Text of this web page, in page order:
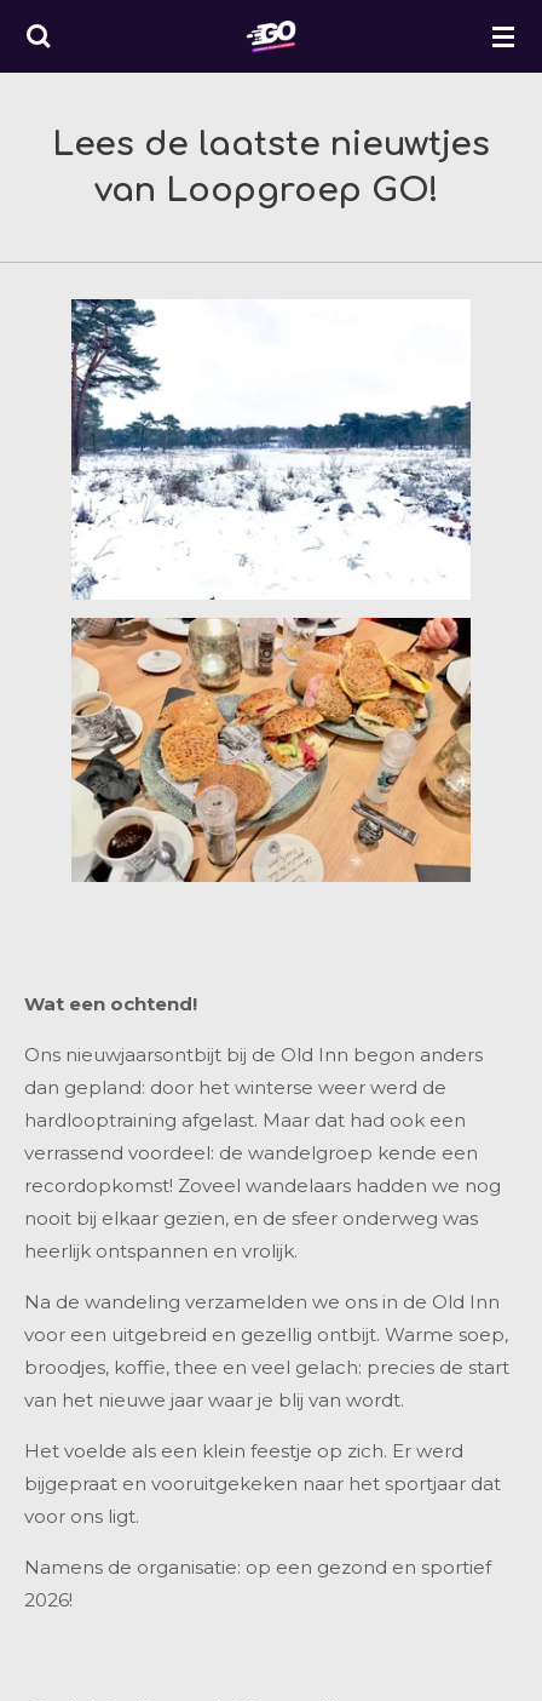
Ga
hoofdinhoud
Lees de laatste nieuwtjes
van Loopgroep GO!
Wat een ochtend!
Ons nieuwjaarsontbijt bij de Old Inn begon anders
dan gepland: door het winterse weer werd de
hardlooptraining afgelast. Maar dat had ook een
verrassend voordeel: de wandelgroep kende een
recordopkomst! Zoveel wandelaars hadden we nog
nooit bij elkaar gezien, en de sfeer onderweg was
heerlijk ontspannen en vrolijk.
Na de wandeling verzamelden we ons in de Old Inn
voor een uitgebreid en gezellig ontbijt. Warme soep,
broodjes, koffie, thee en veel gelach: precies de start
van het nieuwe jaar waar je blij van wordt.
Het voelde als een klein feestje op zich. Er werd
bijgepraat en vooruitgekeken naar het sportjaar dat
voor ons ligt.
Namens de organisatie: op een gezond en sportief
2026!